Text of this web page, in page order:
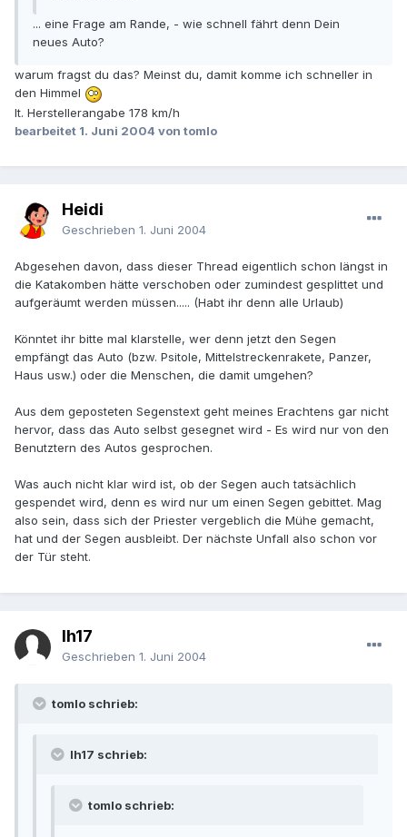
... eine Frage am Rande, - wie schnell fährt denn Dein
neues Auto?
warum fragst du das? Meinst du, damit komme ich schneller in
den Himmel
lt. Herstellerangabe 178 km/h
bearbeitet 1. Juni 2004 von tomlo
Heidi
Geschrieben 1. Juni 2004
Abgesehen davon, dass dieser Thread eigentlich schon längst in
die Katakomben hätte verschoben oder zumindest gesplittet und
aufgeräumt werden müssen..... (Habt ihr denn alle Urlaub)
Könntet ihr bitte mal klarstelle, wer denn jetzt den Segen
empfängt das Auto (bzw. Psitole, Mittelstreckenrakete, Panzer,
Haus usw.) oder die Menschen, die damit umgehen?
Aus dem geposteten Segenstext geht meines Erachtens gar nicht
hervor, dass das Auto selbst gesegnet wird - Es wird nur von den
Benutztern des Autos gesprochen.
Was auch nicht klar wird ist, ob der Segen auch tatsächlich
gespendet wird, denn es wird nur um einen Segen gebittet. Mag
also sein, dass sich der Priester vergeblich die Mühe gemacht,
hat und der Segen ausbleibt. Der nächste Unfall also schon vor
der Tür steht.
lh17
Geschrieben 1. Juni 2004
tomlo schrieb:
lh17 schrieb:
tomlo schrieb: